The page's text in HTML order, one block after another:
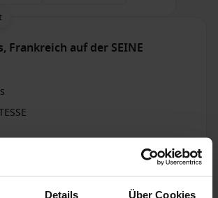
Details Über Cookies
Frankreich auf der SEINE
Nächte 5 Alternativen